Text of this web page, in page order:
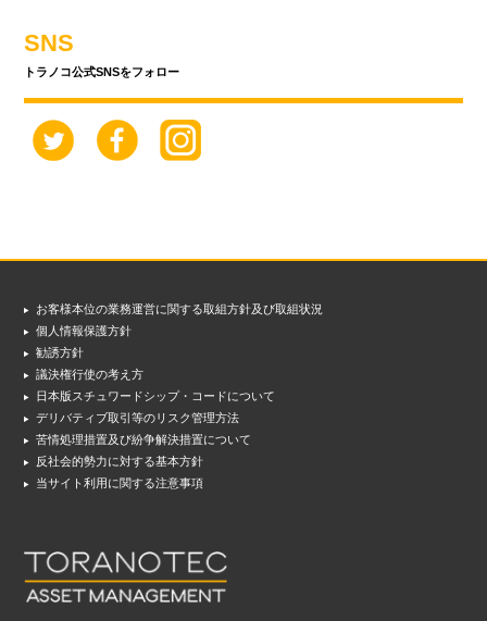
SNS
トラノコ公式SNSをフォロー
お客様本位の業務運営に関する取組方針及び取組状況
個人情報保護方針
勧誘方針
議決権行使の考え方
日本版スチュワードシップ・コードについて
デリバティブ取引等のリスク管理方法
苦情処理措置及び紛争解決措置について
反社会的勢力に対する基本方針
当サイト利用に関する注意事項